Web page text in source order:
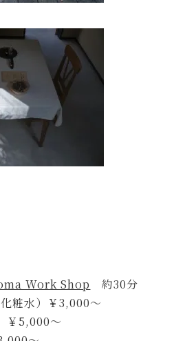
Work Shop
約30分
粧水）￥3,000～
5,000～